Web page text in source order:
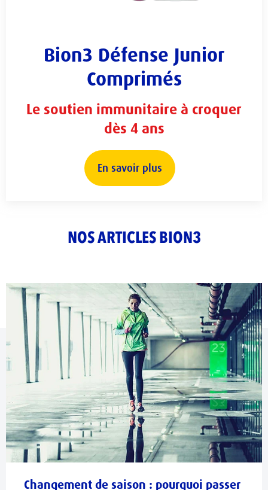
Bion3 Défense Junior
Comprimés
Le soutien immunitaire à croquer
dès 4 ans
En savoir plus
NOS ARTICLES BION3
Changement de saison : pourquoi passer